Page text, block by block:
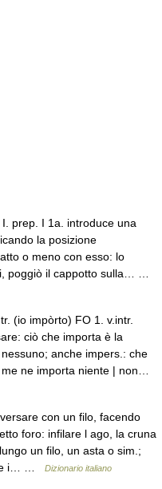
prep. I 1a. introduce una
la posizione
o meno con esso: lo
poggiò il cappotto sulla… …
(io impòrto) FO 1. v.intr.
ciò che importa è la
anche impers.: che
ne importa niente | non…
con un filo, facendo
foro: infilare l ago, la cruna
un filo, un asta o sim.;
i… …
Dizionario italiano